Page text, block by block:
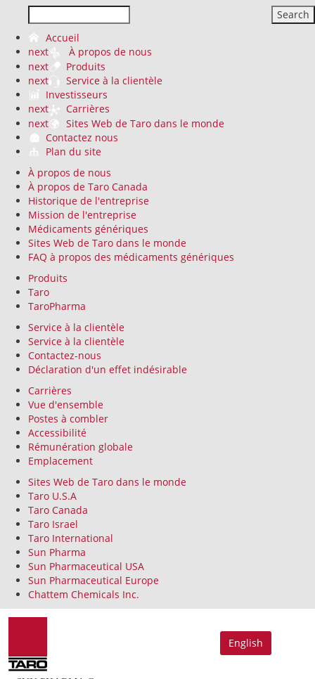
Accueil
next
À propos de nous
next
Produits
next
Service à la clientèle
Investisseurs
next
Carrières
next
Sites Web de Taro dans le monde
Contactez nous
Plan du site
À propos de nous
À propos de Taro Canada
Historique de l'entreprise
Mission de l'entreprise
Médicaments génériques
Sites Web de Taro dans le monde
FAQ à propos des médicaments génériques
Produits
Taro
TaroPharma
Service à la clientèle
Service à la clientèle
Contactez-nous
Déclaration d'un effet indésirable
Carrières
Vue d'ensemble
Postes à combler
Accessibilité
Rémunération globale
Emplacement
Sites Web de Taro dans le monde
Taro U.S.A
Taro Canada
Taro Israel
Taro International
Sun Pharma
Sun Pharmaceutical USA
Sun Pharmaceutical Europe
Chattem Chemicals Inc.
English